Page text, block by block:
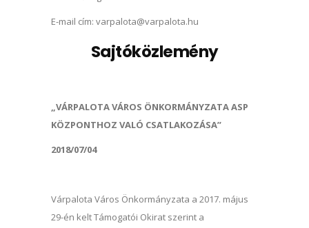
E-mail cím: varpalota@varpalota.hu
Sajtóközlemény
„VÁRPALOTA VÁROS ÖNKORMÁNYZATA ASP
KÖZPONTHOZ VALÓ CSATLAKOZÁSA”
2018/07/04
Várpalota Város Önkormányzata a 2017. május
29-én kelt Támogatói Okirat szerint a